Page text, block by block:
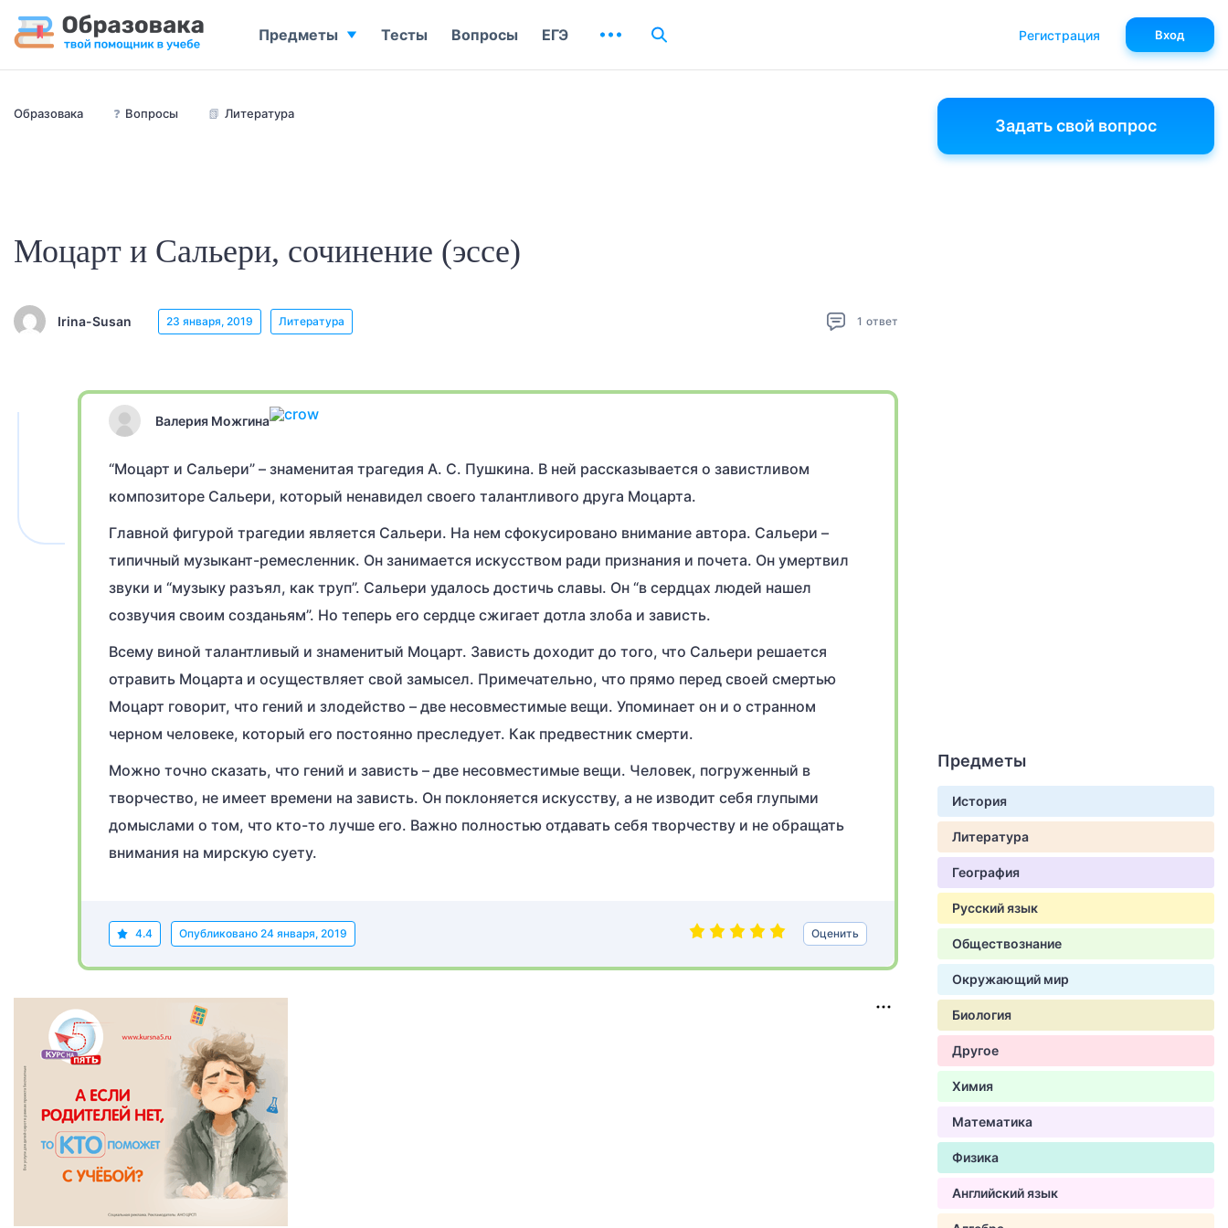
Образовака ❓ Вопросы 📗 Литература
Моцарт и Сальери, сочинение (эссе)
Irina-Susan 23 января, 2019 Литература 1 ответ
Валерия Можгина
“Моцарт и Сальери” – знаменитая трагедия А. С. Пушкина. В ней рассказывается о завистливом
композиторе Сальери, который ненавидел своего талантливого друга Моцарта.
Главной фигурой трагедии является Сальери. На нем сфокусировано внимание автора. Сальери –
типичный музыкант-ремесленник. Он занимается искусством ради признания и почета. Он умертвил
звуки и “музыку разъял, как труп”. Сальери удалось достичь славы. Он “в сердцах людей нашел
созвучия своим созданьям”. Но теперь его сердце сжигает дотла злоба и зависть.
Всему виной талантливый и знаменитый Моцарт. Зависть доходит до того, что Сальери решается
отравить Моцарта и осуществляет свой замысел. Примечательно, что прямо перед своей смертью
Моцарт говорит, что гений и злодейство – две несовместимые вещи. Упоминает он и о странном
черном человеке, который его постоянно преследует. Как предвестник смерти.
Можно точно сказать, что гений и зависть – две несовместимые вещи. Человек, погруженный в
творчество, не имеет времени на зависть. Он поклоняется искусству, а не изводит себя глупыми
домыслами о том, что кто-то лучше его. Важно полностью отдавать себя творчеству и не обращать
внимания на мирскую суету.
4.4 Опубликовано 24 января, 2019 Оценить
Задать свой вопрос
Предметы
История
Литература
География
Русский язык
Обществознание
Окружающий мир
Биология
Другое
Химия
Математика
Физика
Английский язык
Предметы Тесты Вопросы ЕГЭ Регистрация Вход